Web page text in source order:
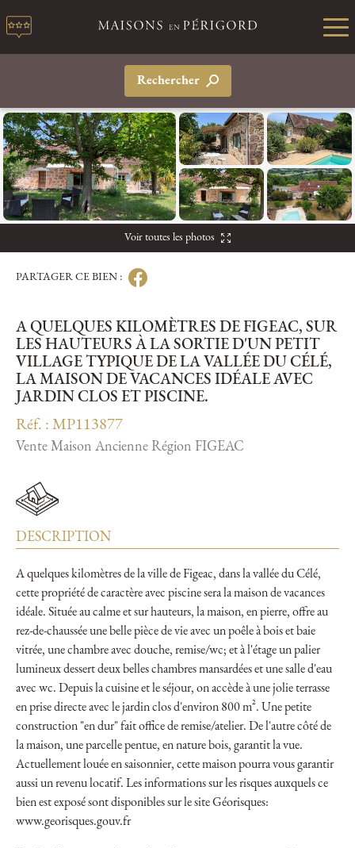
Rechercher
Voir toutes les photos
PARTAGER CE BIEN :
A QUELQUES KILOMÈTRES DE FIGEAC, SUR
LES HAUTEURS À LA SORTIE D'UN PETIT
VILLAGE TYPIQUE DE LA VALLÉE DU CÉLÉ,
LA MAISON DE VACANCES IDÉALE AVEC
JARDIN CLOS ET PISCINE.
Réf. : MP113877
Vente Maison Ancienne Région FIGEAC
DESCRIPTION
A quelques kilomètres de la ville de Figeac, dans la vallée du Célé,
cette propriété de caractère avec piscine sera la maison de vacances
idéale. Située au calme et sur hauteurs, la maison, en pierre, offre au
rez-de-chaussée une belle pièce de vie avec un poêle à bois et baie
vitrée, une chambre avec douche, remise/wc; et à l'étage un palier
lumineux dessert deux belles chambres mansardées et une salle d'eau
avec wc. Depuis la cuisine et le séjour, on accède à une jolie terrasse
en prise directe avec le jardin clos d'environ 800 m². Une petite
construction "en dur" fait office de remise/atelier. De l'autre côté de
la maison, une parcelle pentue, en nature bois, garantit la vue.
Actuellement louée en saisonnier, cette maison pourra vous garantir
aussi un revenu locatif. Les informations sur les risques auxquels ce
bien est exposé sont disponibles sur le site Géorisques:
www.georisques.gouv.fr